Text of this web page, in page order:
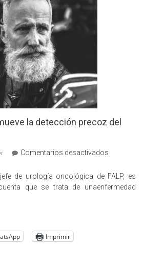
la detección precoz del
Comentarios desactivados
Cargo»,
promueve
de urología oncológica de FALP, es
que se trata de unaenfermedad
Imprimir